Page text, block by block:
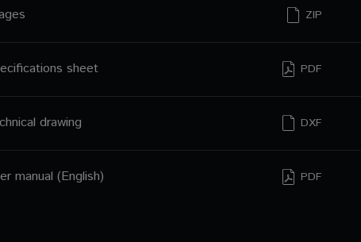
ZIP
sheet PDF
drawing DXF
manual (English) PDF